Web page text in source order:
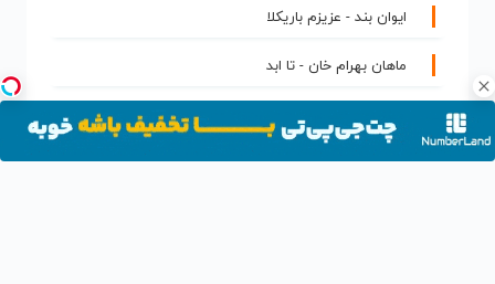
ایوان بند - عزیزم باریکلا
ماهان بهرام خان - تا ابد
علی زند وکیلی - بخواب آروم
روزبه بمانی - میخوام ببخشم خودمو